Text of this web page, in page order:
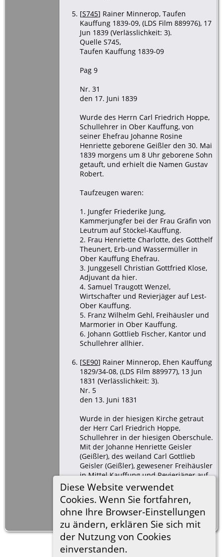
Diese Website verwendet
Cookies. Wenn Sie fortfahren,
ohne Ihre Browser-Einstellungen
zu ändern, erklären Sie sich mit
der Nutzung von Cookies
einverstanden.
[S745] Rainer Minnerop, Taufen
Kauffung 1839-09, (LDS Film 889976), 17
Jun 1839 (Verlässlichkeit: 3).
Quelle S745,
Taufen Kauffung 1839-09
Pag 9
Nr. 31
den 17. Juni 1839
Wurde des Herrn Carl Friedrich Hoppe,
Schullehrer in Ober Kauffung, von
seiner Ehefrau Johanne Rosine
Henriette geborene Geißler den 30. Mai
1839 morgens um 8 Uhr geborene Sohn
getauft, und erhielt die Namen Gustav
Robert.
Taufzeugen waren:
1. Jungfer Friederike Jung,
Kammerjungfer bei der Frau Gräfin von
Leutrum auf Stöckel-Kauffung.
2. Frau Henriette Charlotte, des Gotthelf
Theunert, Erb-und Wassermüller in
Ober Kauffung Ehefrau.
3. Junggesell Christian Gottfried Klose,
Adjuvant da hier.
4. Samuel Traugott Wenzel,
Wirtschafter und Revierjäger auf Lest-
Ober Kauffung.
5. Franz Wilhelm Gehl, Freihäusler und
Marmorier in Ober Kauffung.
6. Johann Gottlieb Fischer, Kantor und
Schullehrer allhier.
[SE90] Rainer Minnerop, Ehen Kauffung
1829/34-08, (LDS Film 889977), 13 Jun
1831 (Verlässlichkeit: 3).
Nr. 5
den 13. Juni 1831
Wurde in der hiesigen Kirche getraut
der Herr Carl Friedrich Hoppe,
Schullehrer in der hiesigen Oberschule.
Mit der Johanne Henriette Geisler
(Geißler), des weiland Carl Gottlieb
Geisler (Geißler), gewesener Freihäusler
in Mittel Kauffung und Revierjäger auf
Stöckel und Tschirnhaus nachgelassene
einzige Tochter 1. Ehe
der Bräutigam war 24 Jahre, die Braut
21 Jahre alt.